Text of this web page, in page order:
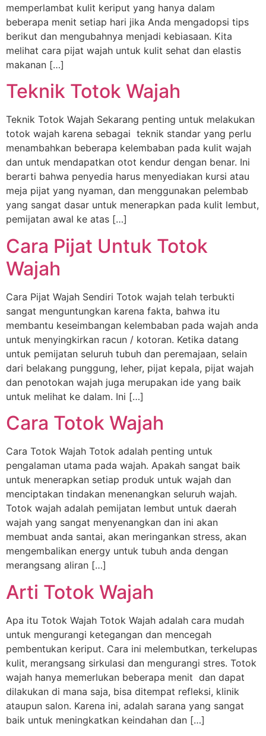
memperlambat kulit keriput yang hanya dalam
beberapa menit setiap hari jika Anda mengadopsi tips
berikut dan mengubahnya menjadi kebiasaan. Kita
melihat cara pijat wajah untuk kulit sehat dan elastis
makanan […]
Teknik Totok Wajah
Teknik Totok Wajah Sekarang penting untuk melakukan
totok wajah karena sebagai teknik standar yang perlu
menambahkan beberapa kelembaban pada kulit wajah
dan untuk mendapatkan otot kendur dengan benar. Ini
berarti bahwa penyedia harus menyediakan kursi atau
meja pijat yang nyaman, dan menggunakan pelembab
yang sangat dasar untuk menerapkan pada kulit lembut,
pemijatan awal ke atas […]
Cara Pijat Untuk Totok
Wajah
Cara Pijat Wajah Sendiri Totok wajah telah terbukti
sangat menguntungkan karena fakta, bahwa itu
membantu keseimbangan kelembaban pada wajah anda
untuk menyingkirkan racun / kotoran. Ketika datang
untuk pemijatan seluruh tubuh dan peremajaan, selain
dari belakang punggung, leher, pijat kepala, pijat wajah
dan penotokan wajah juga merupakan ide yang baik
untuk melihat ke dalam. Ini […]
Cara Totok Wajah
Cara Totok Wajah Totok adalah penting untuk
pengalaman utama pada wajah. Apakah sangat baik
untuk menerapkan setiap produk untuk wajah dan
menciptakan tindakan menenangkan seluruh wajah.
Totok wajah adalah pemijatan lembut untuk daerah
wajah yang sangat menyenangkan dan ini akan
membuat anda santai, akan meringankan stress, akan
mengembalikan energy untuk tubuh anda dengan
merangsang aliran […]
Arti Totok Wajah
Apa itu Totok Wajah Totok Wajah adalah cara mudah
untuk mengurangi ketegangan dan mencegah
pembentukan keriput. Cara ini melembutkan, terkelupas
kulit, merangsang sirkulasi dan mengurangi stres. Totok
wajah hanya memerlukan beberapa menit dan dapat
dilakukan di mana saja, bisa ditempat refleksi, klinik
ataupun salon. Karena ini, adalah sarana yang sangat
baik untuk meningkatkan keindahan dan […]